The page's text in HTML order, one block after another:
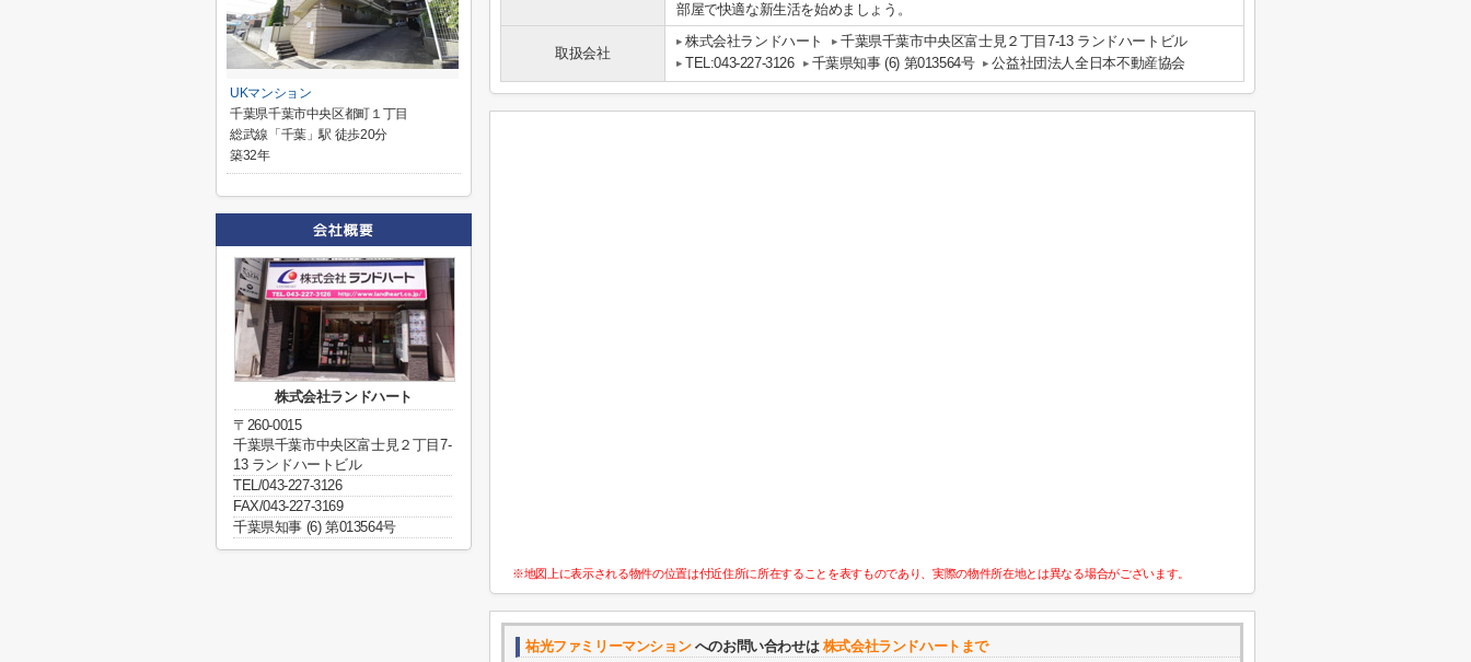
部屋で快適な新生活を始めましょう。
取扱会社
株式会社ランドハート
千葉県千葉市中央区富士見２丁目7-13 ランドハートビル
TEL:043-227-3126
千葉県知事 (6) 第013564号 公益社団法人全日本不動産協会
※地図上に表示される物件の位置は付近住所に所在することを表すものであり、実際の物件所在地とは異なる場合がございます。
祐光ファミリーマンションへのお問い合わせは 株式会社ランドハートまで
UKマンション
千葉県千葉市中央区都町１丁目
総武線「千葉」駅 徒歩20分
築32年
株式会社ランドハート
〒260-0015
千葉県千葉市中央区富士見２丁目7-
13 ランドハートビル
TEL/043-227-3126
FAX/043-227-3169
千葉県知事 (6) 第013564号